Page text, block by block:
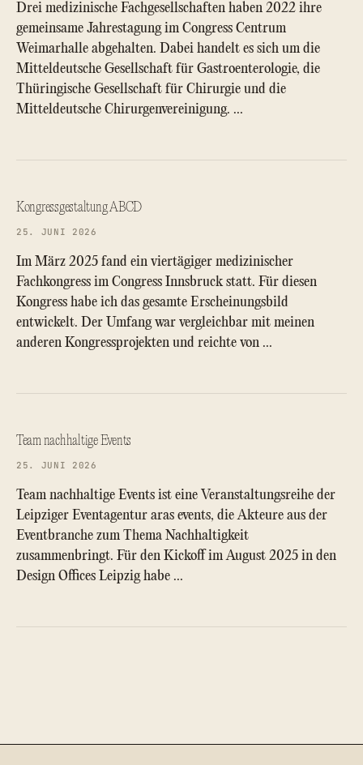
Drei medizinische Fachgesellschaften haben 2022 ihre
gemeinsame Jahrestagung im Congress Centrum
Weimarhalle abgehalten. Dabei handelt es sich um die
Mitteldeutsche Gesellschaft für Gastroenterologie, die
Thüringische Gesellschaft für Chirurgie und die
Mitteldeutsche Chirurgenvereinigung. …
Kongressgestaltung ABCD
25. JUNI 2026
Im März 2025 fand ein viertägiger medizinischer
Fachkongress im Congress Innsbruck statt. Für diesen
Kongress habe ich das gesamte Erscheinungsbild
entwickelt. Der Umfang war vergleichbar mit meinen
anderen Kongressprojekten und reichte von …
Team nachhaltige Events
25. JUNI 2026
Team nachhaltige Events ist eine Veranstaltungsreihe der
Leipziger Eventagentur aras events, die Akteure aus der
Eventbranche zum Thema Nachhaltigkeit
zusammenbringt. Für den Kickoff im August 2025 in den
Design Offices Leipzig habe …